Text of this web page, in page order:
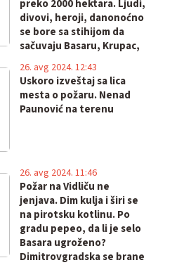
preko 2000 hektara. Ljudi,
divovi, heroji, danonoćno
se bore sa stihijom da
sačuvaju Basaru, Krupac,
Odorovce, Smilovce...
Uskoro izveštaj sa lica
mesta o požaru. Nenad
Paunović na terenu
26. avg 2024. 12:43
Požar na Vidliču ne
jenjava. Dim kulja i širi se
na pirotsku kotlinu. Po
gradu pepeo, da li je selo
Basara ugroženo?
Dimitrovgradska se brane
26. avg 2024. 11:46